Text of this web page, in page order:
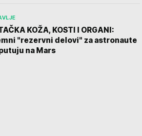
KOŽA, KOSTI I ORGANI:
"rezervni delovi" za astronaute
na Mars